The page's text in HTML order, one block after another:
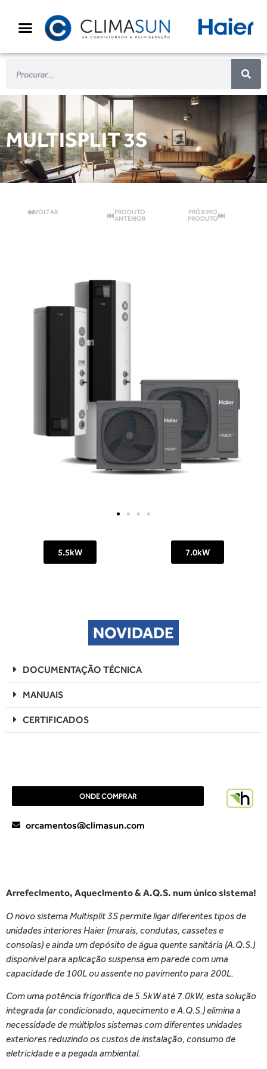
MULTISPLIT 3S
VOLTAR
PRODUTO
ANTERIOR
PRÓXIMO
PRODUTO
5.5kW 7.0kW
NOVIDADE
DOCUMENTAÇÃO TÉCNICA
MANUAIS
CERTIFICADOS
ONDE COMPRAR
orcamentos@climasun.com
Arrefecimento, Aquecimento & A.Q.S. num único sistema!
O novo sistema Multisplit 3S permite ligar diferentes tipos de
unidades interiores Haier (murais, condutas, cassetes e
consolas) e ainda um depósito de água quente sanitária (A.Q.S.)
disponível para aplicação suspensa em parede com uma
capacidade de 100L ou assente no pavimento para 200L.
Com uma potência frigorífica de 5.5kW até 7.0kW, esta solução
integrada (ar condicionado, aquecimento e A.Q.S.) elimina a
necessidade de múltiplos sistemas com diferentes unidades
exteriores reduzindo os custos de instalação, consumo de
eletricidade e a pegada ambiental.